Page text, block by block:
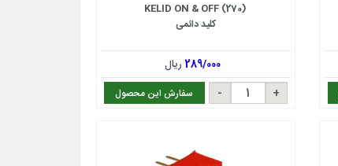
KELID ON & OFF (270)
کلید دائمی
289/000ریال
سفارش این محصول